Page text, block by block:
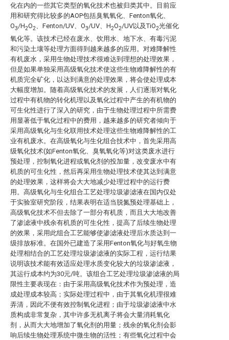
化在内的一些其它类型的氧化技术也被归类其中。目前应
用和研究得比较多的AOP包括臭氧氧化、Fenton氧化、
O3/H2O2、Fenton/UV、O3/UV、H2O2/UV以及TiO2光催化
氧化等。该技术已经在废水、饮用水、地下水、有毒污泥
和污染土壤等处理方面得到越来越多的应用。对难降解性
有机废水，采用生物处理技术很难达到理想的处理效果，
但是如果单独采用高级氧化技术使这些生物难降解性的有
机质完全矿化，以达到满意的处理效果，将会使处理成本
大幅度增加。随着高级氧化技术的发展，人们逐渐对氧化
过程中有机物的转化机理以及氧化过程中产生的有机物的
可生化性进行了深入的研究，由于生物处理过程中所需费
用显著低于氧化过程中的费用，越来越多的研究者倾向于
采用高级氧化与生化联用技术处理这些生物难降解性的工
业有机废水。在高级氧化与生化组合技术中，首先采用高
级氧化技术(如Fenton氧化、臭氧氧化等)对这类废水进行
预处理，控制氧化进程或氧化剂的投加量，改变废水中有
机质的可生化性，然后再采用生物处理技术使其达到满意
的处理效果，这样将会大大地减少处理过程中的运行费
用。高级氧化与生化组合工艺处理垃圾渗滤液在国内仅处
于实验室研究阶段，结果表明在适当脱氮预处理基础上，
高级氧化技术不但去除了一部分有机质，而且大大地改善
了渗滤液中残余有机质的可生化性，提高了后续生物处理
的效果，采用此组合工艺能够使渗滤液处理后水质达到一
级排放标准。在国外已建造了采用Fenton氧化与好氧生物
处理相结合的工艺处理垃圾渗滤液的实际工程，运行结果
说明该技术能有效适应处理水质变化较大的垃圾渗滤液，
其运行成本约为30元/吨。该组合工艺处理垃圾渗滤液的局
限性主要表现在：由于采用高级氧化技术作为预处理，造
成处理成本较高；实际处理过程中，由于其氧化机理很难
弄清，因此不便有效控制氧化进程；由于垃圾渗滤液中水
质构成非常复杂，其中许多无机离子将会大量消耗氧化
剂，从而大大地增加了氧化剂的用量；残余的氧化剂会影
响后续生物处理系统中微生物的活性；有些氧化过程中会